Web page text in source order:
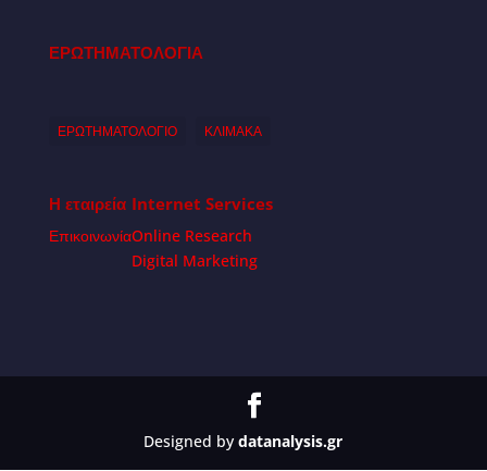
ΕΡΩΤΗΜΑΤΟΛΟΓΙΑ
ΕΡΩΤΗΜΑΤΟΛΟΓΙΟ ΚΛΙΜΑΚΑ
Η εταιρεία
Επικοινωνία
Internet Services
Online Research
Digital Marketing
Designed bydatanalysis.gr